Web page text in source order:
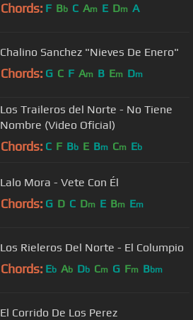
Chords: F Bb C Am E Dm A
Chalino Sanchez "Nieves De Enero"
Chords: G C F Am B Em Dm
Los Traileros del Norte - No Tiene
Nombre (Video Oficial)
Chords: C F Bb E Bm Cm Eb
Lalo Mora - Vete Con Él
Chords: G D C Dm E Bm Em
Los Rieleros Del Norte - El Columpio
Chords: Eb Ab Db Cm G Fm Bbm
El Corrido De Los Perez